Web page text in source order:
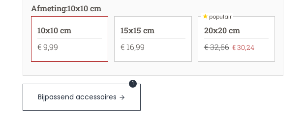
Afmeting:10x10 cm
10x10 cm
€ 9,99
15x15 cm
€ 16,99
★populair
20x20 cm
€ 32,66 € 30,24
Bijpassend accessoires
1